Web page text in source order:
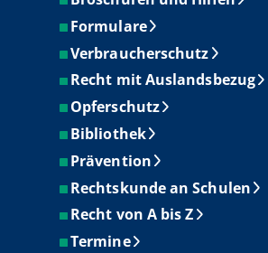
Formulare
Verbraucherschutz
Recht mit Auslandsbezug
Opferschutz
Bibliothek
Prävention
Rechtskunde an Schulen
Recht von A bis Z
Termine